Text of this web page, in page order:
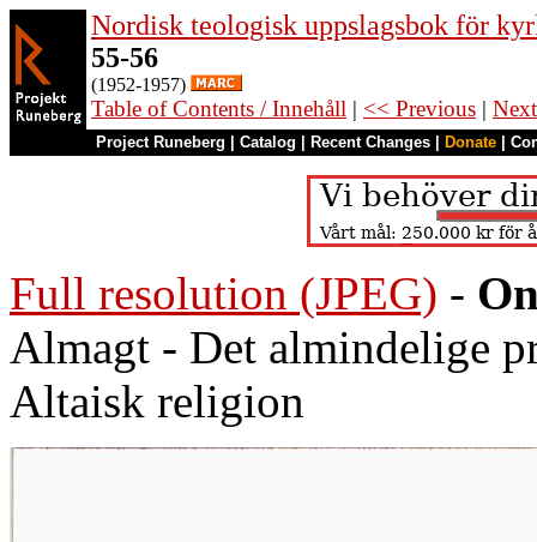
Nordisk teologisk uppslagsbok för
55-56
(1952-1957)
Table of Contents / Innehåll | << Previous |
Project Runeberg Catalog Recent Changes Donate
Full resolution (JPEG) -
Almagt - Det almindelige
Altaisk religion